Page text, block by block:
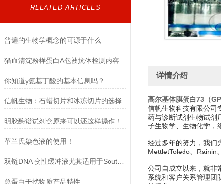
RELATED ARTICLES
普遍的生物学概念的可源于什么
猫血清淀粉样蛋白A包被抗体检测内容
你知道γ氨基丁酸的基本信息吗？
信帆生物：石蜡切片和冰冻切片的选择​
明胶酶谱试剂盒原来可以还这样操作！
革兰氏染色液的使用！
双链DNA 变性缓冲液尤其适用于Southern blot 实验
总蛋白干扰物质产品特性
详情介绍
高尔基体膜蛋白73（
信帆生物科技有限公司
药与诊断试剂生物试剂
子生物学、生物化学，
经过多年的努力，我们
MettletToledo、Rainin
公司自成立以来，就非
系统和客户关系管理团